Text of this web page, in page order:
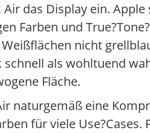
das Display ein.
Farben und
nicht
als wohltuend
Fläche.
naturgemäß eine
für viele